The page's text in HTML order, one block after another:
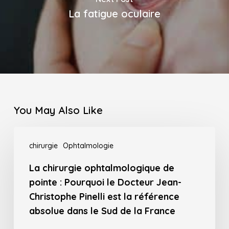
La fatigue oculaire
You May Also Like
chirurgie Ophtalmologie
chirurgie
ophtalmologique
pointe
La chirurgie ophtalmologique de
pointe : Pourquoi le Docteur Jean-
Christophe Pinelli est la référence
absolue dans le Sud de la France